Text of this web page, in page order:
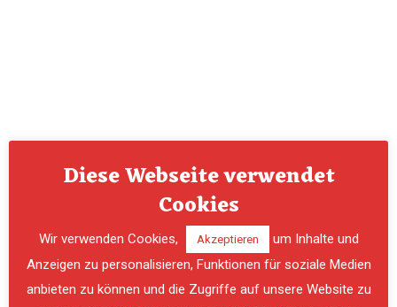
Diese Webseite verwendet
Cookies
Wir verwenden Cookies, Akzeptieren
um Inhalte und
Anzeigen zu personalisieren, Funktionen für soziale Medien
anbieten zu können und die Zugriffe auf unsere Website zu